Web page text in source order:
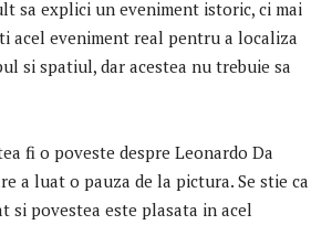
sa explici un eveniment istoric, ci mai
acel eveniment real pentru a localiza
si spatiul, dar acestea nu trebuie sa
fi o poveste despre Leonardo Da
a luat o pauza de la pictura. Se stie ca
si povestea este plasata in acel